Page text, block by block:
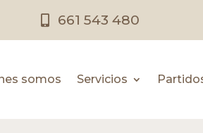
661 543 480
somos Servicios